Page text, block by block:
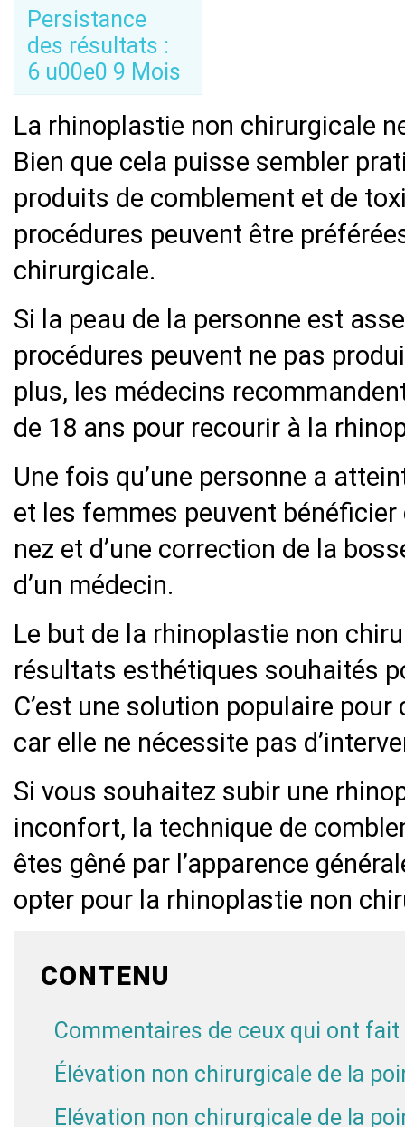
Persistance
des résultats :
6 u00e0 9 Mois
La rhinoplastie non chirurgicale
Bien que cela puisse sembler
produits de comblement et de
procédures peuvent être
chirurgicale.
Si la peau de la personne est
procédures peuvent ne pas
plus, les médecins
de 18 ans pour recourir à la
Une fois qu’une personne a
et les femmes peuvent bénéficier
nez et d’une correction de la
d’un médecin.
Le but de la rhinoplastie non
résultats esthétiques souhaités
C’est une solution populaire
car elle ne nécessite pas
Si vous souhaitez subir une
inconfort, la technique de
êtes gêné par l’apparence
opter pour la rhinoplastie non
CONTENU
Commentaires de ceux qui ont
Élévation non chirurgicale de la
Elévation non chirurgicale de la